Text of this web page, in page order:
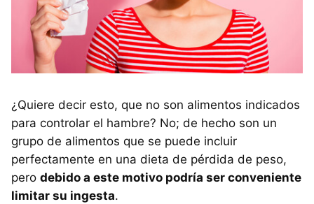
¿Quiere decir esto, que no son alimentos indicados
para controlar el hambre? No; de hecho son un
grupo de alimentos que se puede incluir
perfectamente en una dieta de pérdida de peso,
pero debido a este motivo podría ser conveniente
limitar su ingesta.